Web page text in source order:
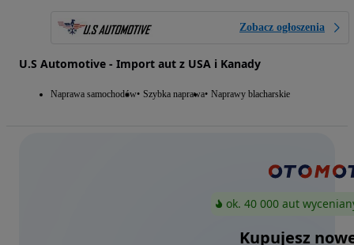
Zobacz ogłoszenia
U.S Automotive - Import aut z USA i Kanady
Naprawa samochodów Szybka naprawa Naprawy blacharskie
ok. 40 000 aut
Kupujesz